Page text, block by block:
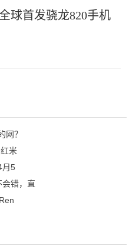
球首发骁龙820手机
网？
米
月5
错，直